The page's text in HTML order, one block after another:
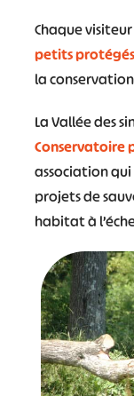
Chaque
petits protégés
la
La Vallée des
Conservatoire
association
projets de
habitat à
# #
#